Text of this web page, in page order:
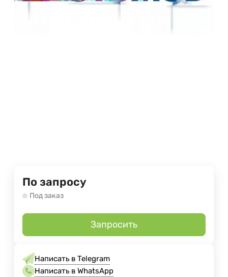
По запросу
Под заказ
Запросить
Написать в Telegram
Написать в WhatsApp